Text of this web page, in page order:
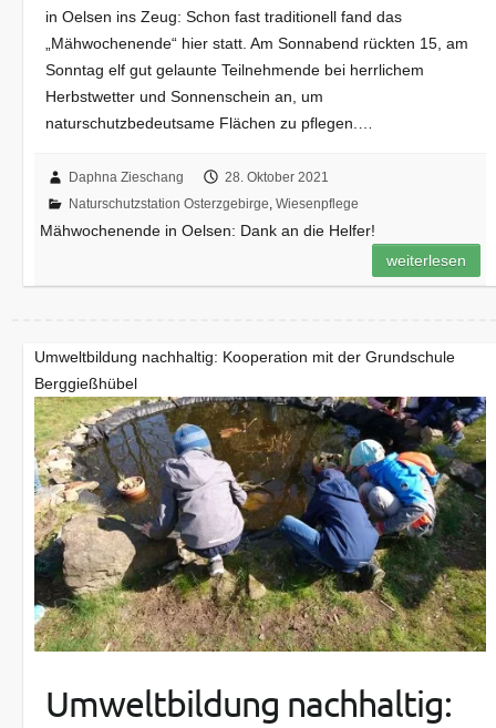
in Oelsen ins Zeug: Schon fast traditionell fand das
„Mähwochenende“ hier statt. Am Sonnabend rückten 15, am
Sonntag elf gut gelaunte Teilnehmende bei herrlichem
Herbstwetter und Sonnenschein an, um
naturschutzbedeutsame Flächen zu pflegen.…
Daphna Zieschang
28. Oktober 2021
Naturschutzstation Osterzgebirge ,Wiesenpflege
Mähwochenende in Oelsen: Dank an die Helfer!
weiterlesen
Umweltbildung nachhaltig: Kooperation mit der Grundschule
Berggießhübel
Umweltbildung nachhaltig: